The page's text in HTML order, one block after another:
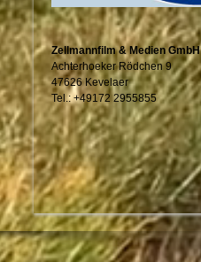
Zellmannfilm & Medien GmbH
Achterhoeker Rödchen 9
47626 Kevelaer
Tel.: +49172 2955855